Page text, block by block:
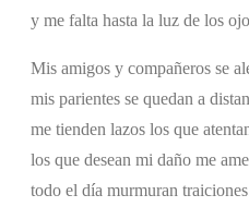
y me falta hasta la luz de los
Mis amigos y compañeros se
mis parientes se quedan a
me tienden lazos los que
los que desean mi daño me
todo el día murmuran